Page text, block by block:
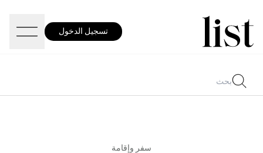
تسجيل الدخول
سفر وإقامة